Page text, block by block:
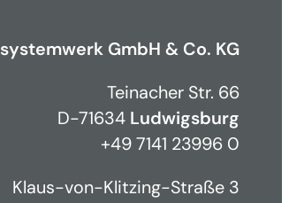
systemwerk GmbH & Co. KG
Teinacher Str. 66
D-71634 Ludwigsburg
+49 7141 23996 0
Klaus-von-Klitzing-Straße 3